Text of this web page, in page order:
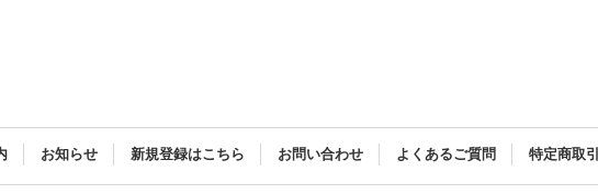
お知らせ 新規登録はこちら お問い合わせ よくあるご質問 特定商取